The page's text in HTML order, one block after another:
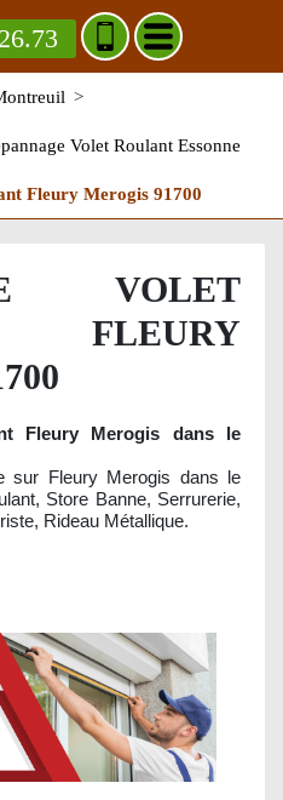
>
Volet Roulant Essonne
Fleury Merogis 91700
VOLET
FLEURY
Fleury Merogis dans le
sur Fleury Merogis dans le
Store Banne, Serrurerie,
Rideau Métallique.